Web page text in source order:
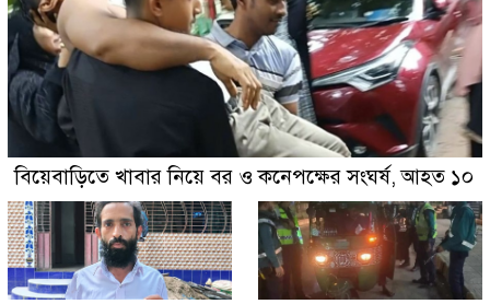
বিয়েবাড়িতে খাবার নিয়ে বর ও কনেপক্ষের সংঘর্ষ, আহত ১০